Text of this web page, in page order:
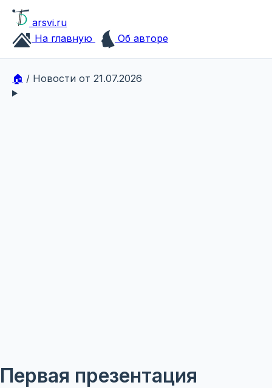
arsvi.ru
На главную
Об авторе
🏠 / Новости от 21.07.2026
Первая презентация